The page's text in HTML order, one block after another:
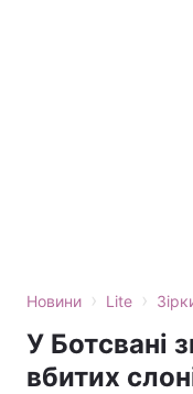
Новини › Lite ›
У Ботсвані
вбитих